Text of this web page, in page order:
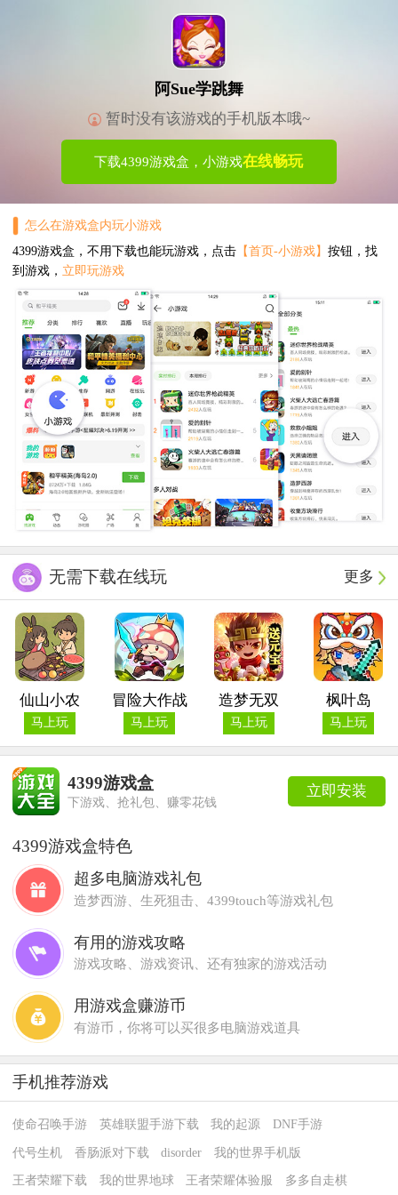
阿Sue学跳舞
暂时没有该游戏的手机版本哦~
下载4399游戏盒，小游戏在线畅玩
怎么在游戏盒内玩小游戏
4399游戏盒，不用下载也能玩游戏，点击【首页-小游戏】 按钮，找
到游戏， 立即玩游戏
更多
无需下载在线玩
仙山小农
马上玩
冒险大作战
马上玩
造梦无双
马上玩
枫叶岛
马上玩
立即安装
4399游戏盒
下游戏、抢礼包、赚零花钱
4399游戏盒特色
超多电脑游戏礼包
造梦西游、生死狙击、4399touch等游戏礼包
有用的游戏攻略
游戏攻略、游戏资讯、还有独家的游戏活动
用游戏盒赚游币
有游币，你将可以买很多电脑游戏道具
手机推荐游戏
使命召唤手游 英雄联盟手游下载 我的起源 DNF手游
代号生机 香肠派对下载 disorder 我的世界手机版
王者荣耀下载 我的世界地球 王者荣耀体验服 多多自走棋